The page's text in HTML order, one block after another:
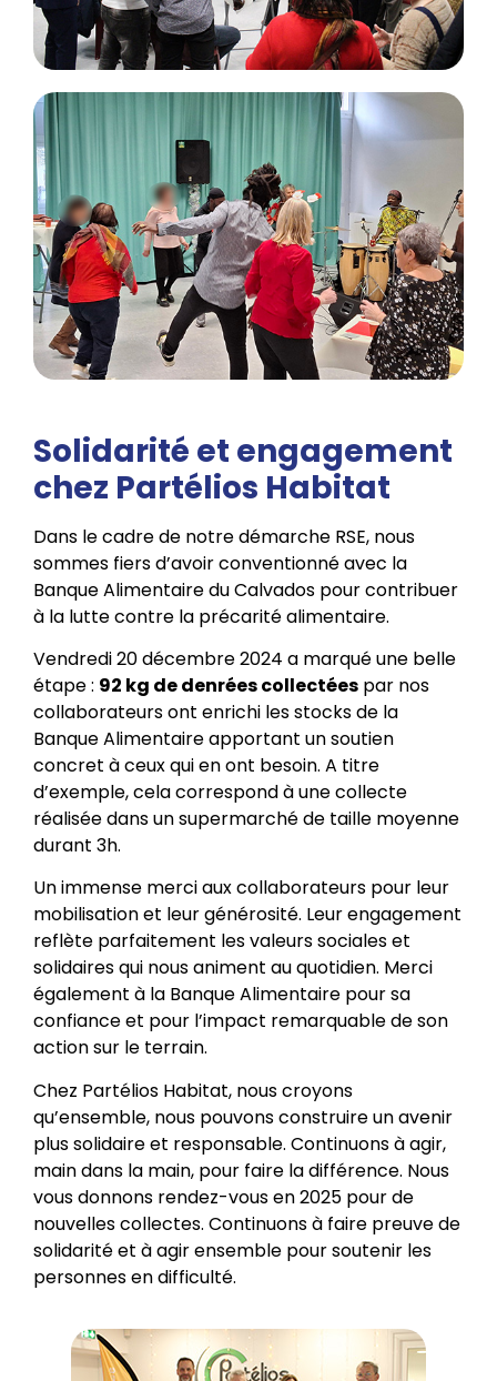
Solidarité et engagement
chez Partélios Habitat
Dans le cadre de notre démarche RSE, nous
sommes fiers d’avoir conventionné avec la
Banque Alimentaire du Calvados pour contribuer
à la lutte contre la précarité alimentaire.
Vendredi 20 décembre 2024 a marqué une belle
étape : 92 kg de denrées collectées par nos
collaborateurs ont enrichi les stocks de la
Banque Alimentaire apportant un soutien
concret à ceux qui en ont besoin. A titre
d’exemple, cela correspond à une collecte
réalisée dans un supermarché de taille moyenne
durant 3h.
Un immense merci aux collaborateurs pour leur
mobilisation et leur générosité. Leur engagement
reflète parfaitement les valeurs sociales et
solidaires qui nous animent au quotidien. Merci
également à la Banque Alimentaire pour sa
confiance et pour l’impact remarquable de son
action sur le terrain.
Chez Partélios Habitat, nous croyons
qu’ensemble, nous pouvons construire un avenir
plus solidaire et responsable. Continuons à agir,
main dans la main, pour faire la différence. Nous
vous donnons rendez-vous en 2025 pour de
nouvelles collectes. Continuons à faire preuve de
solidarité et à agir ensemble pour soutenir les
personnes en difficulté.